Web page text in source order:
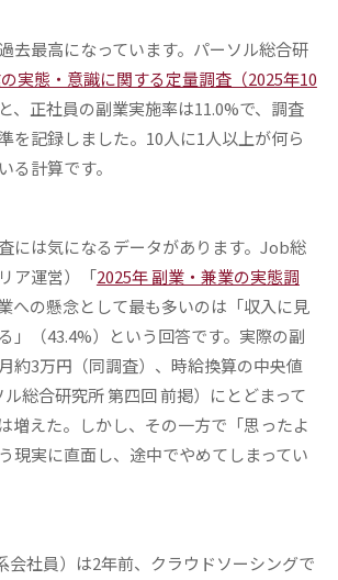
去最高になっています。パーソル総合研
実態・意識に関する定量調査（2025年10
、正社員の副業実施率は11.0%で、調査
を記録しました。10人に1人以上が何ら
る計算です。
には気になるデータがあります。Job総
ア運営）「2025年 副業・兼業の実態調
への懸念として最も多いのは「収入に見
」（43.4%）という回答です。実際の副
約3万円（同調査）、時給換算の中央値
総合研究所 第四回 前掲）にとどまって
増えた。しかし、その一方で「思ったよ
現実に直面し、途中でやめてしまってい
会社員）は2年前、クラウドソーシングで